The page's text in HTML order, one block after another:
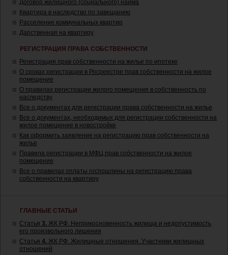
Договор жилищного (социального) найма
Квартира в наследство по завещанию
Расселение коммунальных квартир
Дарственная на квартиру
РЕГИСТРАЦИЯ ПРАВА СОБСТВЕННОСТИ
Регистрация прав собственности на жилье по ипотеке
О сроках регистрации в Росреестре прав собственности на жилое
помещение
О правилах регистрации жилого помещения в собственность по
наследству
Все о документах для регистрации права собственности на жилье
Все о документах, необходимых для регистрации собственности на
жилое помещение в новостройке
Как оформить заявление на регистрацию прав собственности на
жилье
Правила регистрации в МФЦ прав собственности на жилое
помещение
Все о правилах оплаты госпошлины на регистрацию права
собственности на квартиру
ГЛАВНЫЕ СТАТЬИ
Статья 3. ЖК РФ. Неприкосновенность жилища и недопустимость
его произвольного лишения
Статья 4. ЖК РФ. Жилищные отношения. Участники жилищных
отношений